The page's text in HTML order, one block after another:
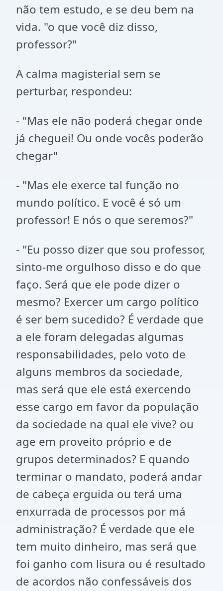
não tem estudo, e se deu bem na
vida. "o que você diz disso,
professor?"
A calma magisterial sem se
perturbar, respondeu:
- "Mas ele não poderá chegar onde
já cheguei! Ou onde vocês poderão
chegar"
- "Mas ele exerce tal função no
mundo político. E você é só um
professor! E nós o que seremos?"
- "Eu posso dizer que sou professor,
sinto-me orgulhoso disso e do que
faço. Será que ele pode dizer o
mesmo? Exercer um cargo político
é ser bem sucedido? É verdade que
a ele foram delegadas algumas
responsabilidades, pelo voto de
alguns membros da sociedade,
mas será que ele está exercendo
esse cargo em favor da população
da sociedade na qual ele vive? ou
age em proveito próprio e de
grupos determinados? E quando
terminar o mandato, poderá andar
de cabeça erguida ou terá uma
enxurrada de processos por má
administração? É verdade que ele
tem muito dinheiro, mas será que
foi ganho com lisura ou é resultado
de acordos não confessáveis dos